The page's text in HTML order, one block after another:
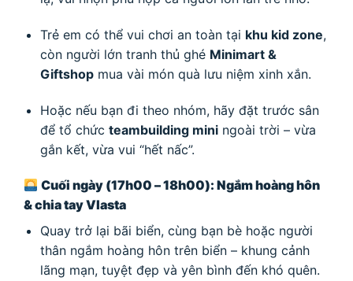
Trẻ em có thể vui chơi an toàn tại khu kid zone,
còn người lớn tranh thủ ghé Minimart &
Giftshopmua vài món quà lưu niệm xinh xắn.
Hoặc nếu bạn đi theo nhóm, hãy đặt trước sân
để tổ chức teambuilding miningoài trời – vừa
gắn kết, vừa vui “hết nấc”.
Cuối ngày (17h00 – 18h00): Ngắm hoàng hôn
& chia tay Vlasta
Quay trở lại bãi biển, cùng bạn bè hoặc người
thân ngắm hoàng hôn trên biển – khung cảnh
lãng mạn, tuyệt đẹp và yên bình đến khó quên.